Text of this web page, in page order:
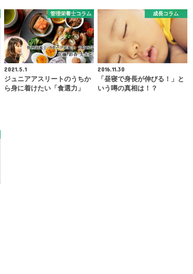
管理栄養士コラム
2021.5.1
ジュニアアスリートのうちか
ら身に着けたい「食選力」
成長コラム
2016.11.30
「昼寝で身長が伸びる！」と
いう噂の真相は！？